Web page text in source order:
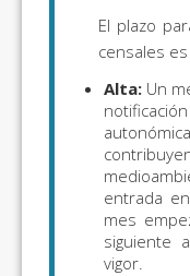
El plazo
censales
Alta: Un
entrada
mes
siguiente
vigor.